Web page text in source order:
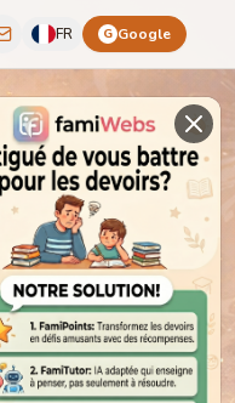
FR G Google